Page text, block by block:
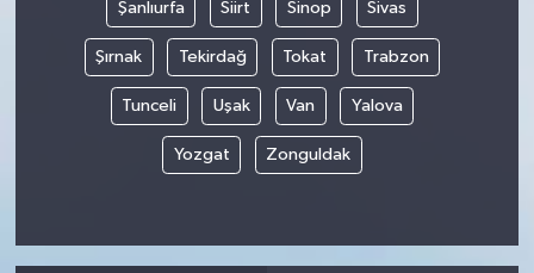
Şanlıurfa Siirt Sinop Sivas
Şırnak Tekirdağ Tokat Trabzon
Tunceli Uşak Van Yalova
Yozgat Zonguldak